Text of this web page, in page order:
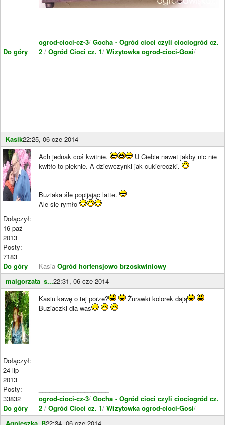
Do góry
ogrod-cioci-cz-3/ Gocha - Ogród cioci czyli ciociogród cz.
2 / Ogród Cioci cz. 1/ Wizytowka ogrod-cioci-Gosi/
Kasik22:25, 06 cze 2014
Dołączył:
16 paź
2013
Posty:
7183
Do góry
Ach jednak coś kwitnie.
U Ciebie nawet jakby nic nie
kwitło to pięknie. A dziewczynki jak cukiereczki.
Buziaka śle popijając latte.
Ale się rymło
Kasia Ogród hortensjowo brzoskwiniowy
malgorzata_s...22:31, 06 cze 2014
Dołączył:
24 lip
2013
Posty:
33832
Do góry
Kasiu kawę o tej porze?
Żurawki kolorek dają
Buziaczki dla was
ogrod-cioci-cz-3/ Gocha - Ogród cioci czyli ciociogród cz.
2 / Ogród Cioci cz. 1/ Wizytowka ogrod-cioci-Gosi/